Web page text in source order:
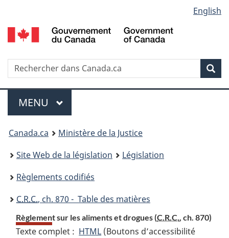
au
contenu
propos
de
la
HTML
simplifiée
selection
English
Recherche
Menu
MENU PRINCIPAL
You
are
here:
Canada.ca
Ministère de la Justice
Site Web de la législation
Législation
Règlements codifiés
C.R.C., ch. 870 - Table des matières
Règlement sur les aliments et drogues (C.R.C., ch. 870)
Texte complet : HTML Texte
(Boutons d’accessibilité